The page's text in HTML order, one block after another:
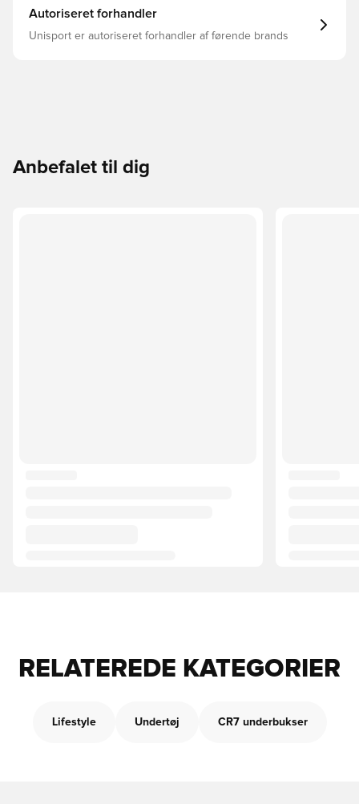
Autoriseret forhandler
Unisport er autoriseret forhandler af førende brands
Anbefalet til dig
RELATEREDE KATEGORIER
Lifestyle Undertøj CR7 underbukser